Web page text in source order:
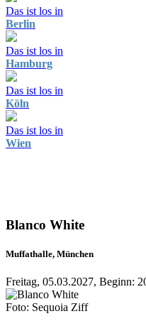
Das ist los in
Berlin
Das ist los in
Hamburg
Das ist los in
Köln
Das ist los in
Wien
Blanco White
Muffathalle, München
Freitag, 05.03.2027, Beginn:
Foto: Sequoia Ziff